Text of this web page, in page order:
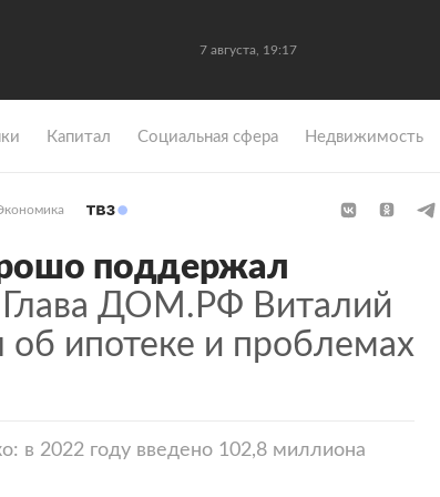
7 августа, 19:17
Капитал Социальная сфера Недвижимость
поддержал
Глава ДОМ.РФ Виталий
об ипотеке и проблемах
в 2022 году введено 102,8 миллиона